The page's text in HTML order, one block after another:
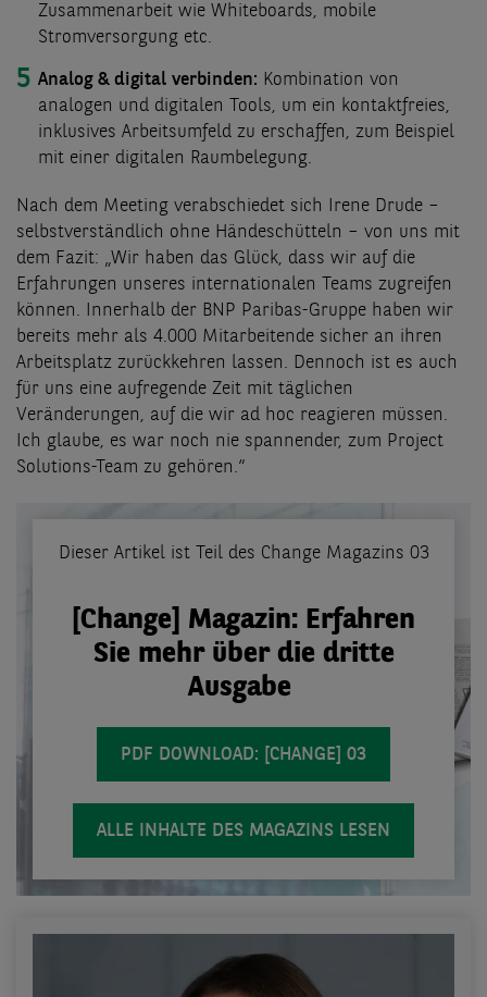
Zusammenarbeit wie Whiteboards, mobile
Stromversorgung etc.
Analog & digital verbinden: Kombination von
analogen und digitalen Tools, um ein kontaktfreies,
inklusives Arbeitsumfeld zu erschaffen, zum Beispiel
mit einer digitalen Raumbelegung.
Nach dem Meeting verabschiedet sich Irene Drude –
selbstverständlich ohne Händeschütteln – von uns mit
dem Fazit: „Wir haben das Glück, dass wir auf die
Erfahrungen unseres internationalen Teams zugreifen
können. Innerhalb der BNP Paribas-Gruppe haben wir
bereits mehr als 4.000 Mitarbeitende sicher an ihren
Arbeitsplatz zurückkehren lassen. Dennoch ist es auch
für uns eine aufregende Zeit mit täglichen
Veränderungen, auf die wir ad hoc reagieren müssen.
Ich glaube, es war noch nie spannender, zum Project
Solutions-Team zu gehören.“
Dieser Artikel ist Teil des Change Magazins 03
[Change] Magazin: Erfahren
Sie mehr über die dritte
Ausgabe
PDF DOWNLOAD: [CHANGE] 03
ALLE INHALTE DES MAGAZINS LESEN